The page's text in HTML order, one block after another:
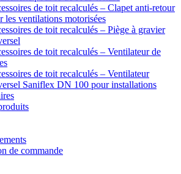
de toit recalculés – Clapet anti-retour
les ventilations motorisées
de toit recalculés – Piège à gravier
de toit recalculés – Ventilateur de
de toit recalculés – Ventilateur
Saniflex DN 100 pour installations
de commande